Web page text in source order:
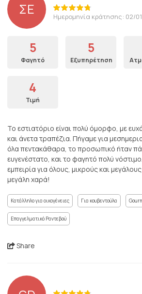
ΣΕ Ημερομηνία κράτησης: 02/
5
Φαγητό
5
Εξυπηρέτηση
4
Τιμή
Το εστιατόριο είναι πολύ όμορφο, με
και άνετα τραπέζια. Πήγαμε για
όλα πεντακάθαρα, το προσωπικό ήταν
ευγενέστατο, και το φαγητό πολύ
εμπειρία για όλους, μικρούς και
μεγάλη χαρά!
Κατάλληλο για οικογένειες Για κουβεντούλα
Επαγγελματικό Ραντεβού
Share